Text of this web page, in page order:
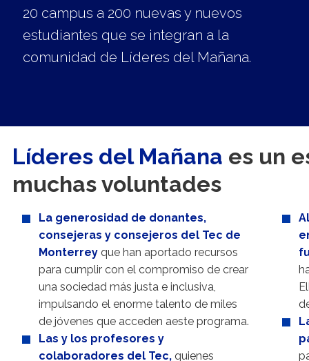
20 campus a 200 nuevas y nuevos
estudiantes que se integran a la
comunidad de Líderes del Mañana.
Líderes del Mañana es un
muchas voluntades
La generosidad de donantes,
consejeras y consejeros del Tec de
Monterrey que han aportado recursos
para cumplir con el compromiso de crear
una sociedad más justa e inclusiva,
impulsando el enorme talento de miles
de jóvenes que acceden aeste programa.
Las y los profesores y
colaboradores del Tec, quienes